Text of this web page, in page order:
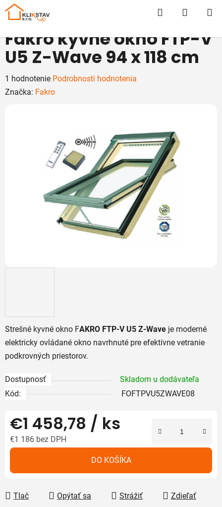
Prejsť
Hľadať
Strešné kyvné okno FAKRO FTP-V U5 Z-Wave je moderné
elektricky ovládané okno navrhnuté pre efektívne vetranie
podkrovných priestorov.
Dostupnosť
Skladom u dodávateľa
Kód:
FOFTPVU5ZWAVE08
€1 458,78 / ks
€1 186 bez DPH
DO KOŠÍKA
Tlač Opýtať sa Strážiť Zdieľať
Fakro kyvné okno FTP-V
U5 Z-Wave 94 x 118 cm
Priemerné
hodnotenie
1 hodnotenie Podrobnosti hodnotenia
Značka: Fakro